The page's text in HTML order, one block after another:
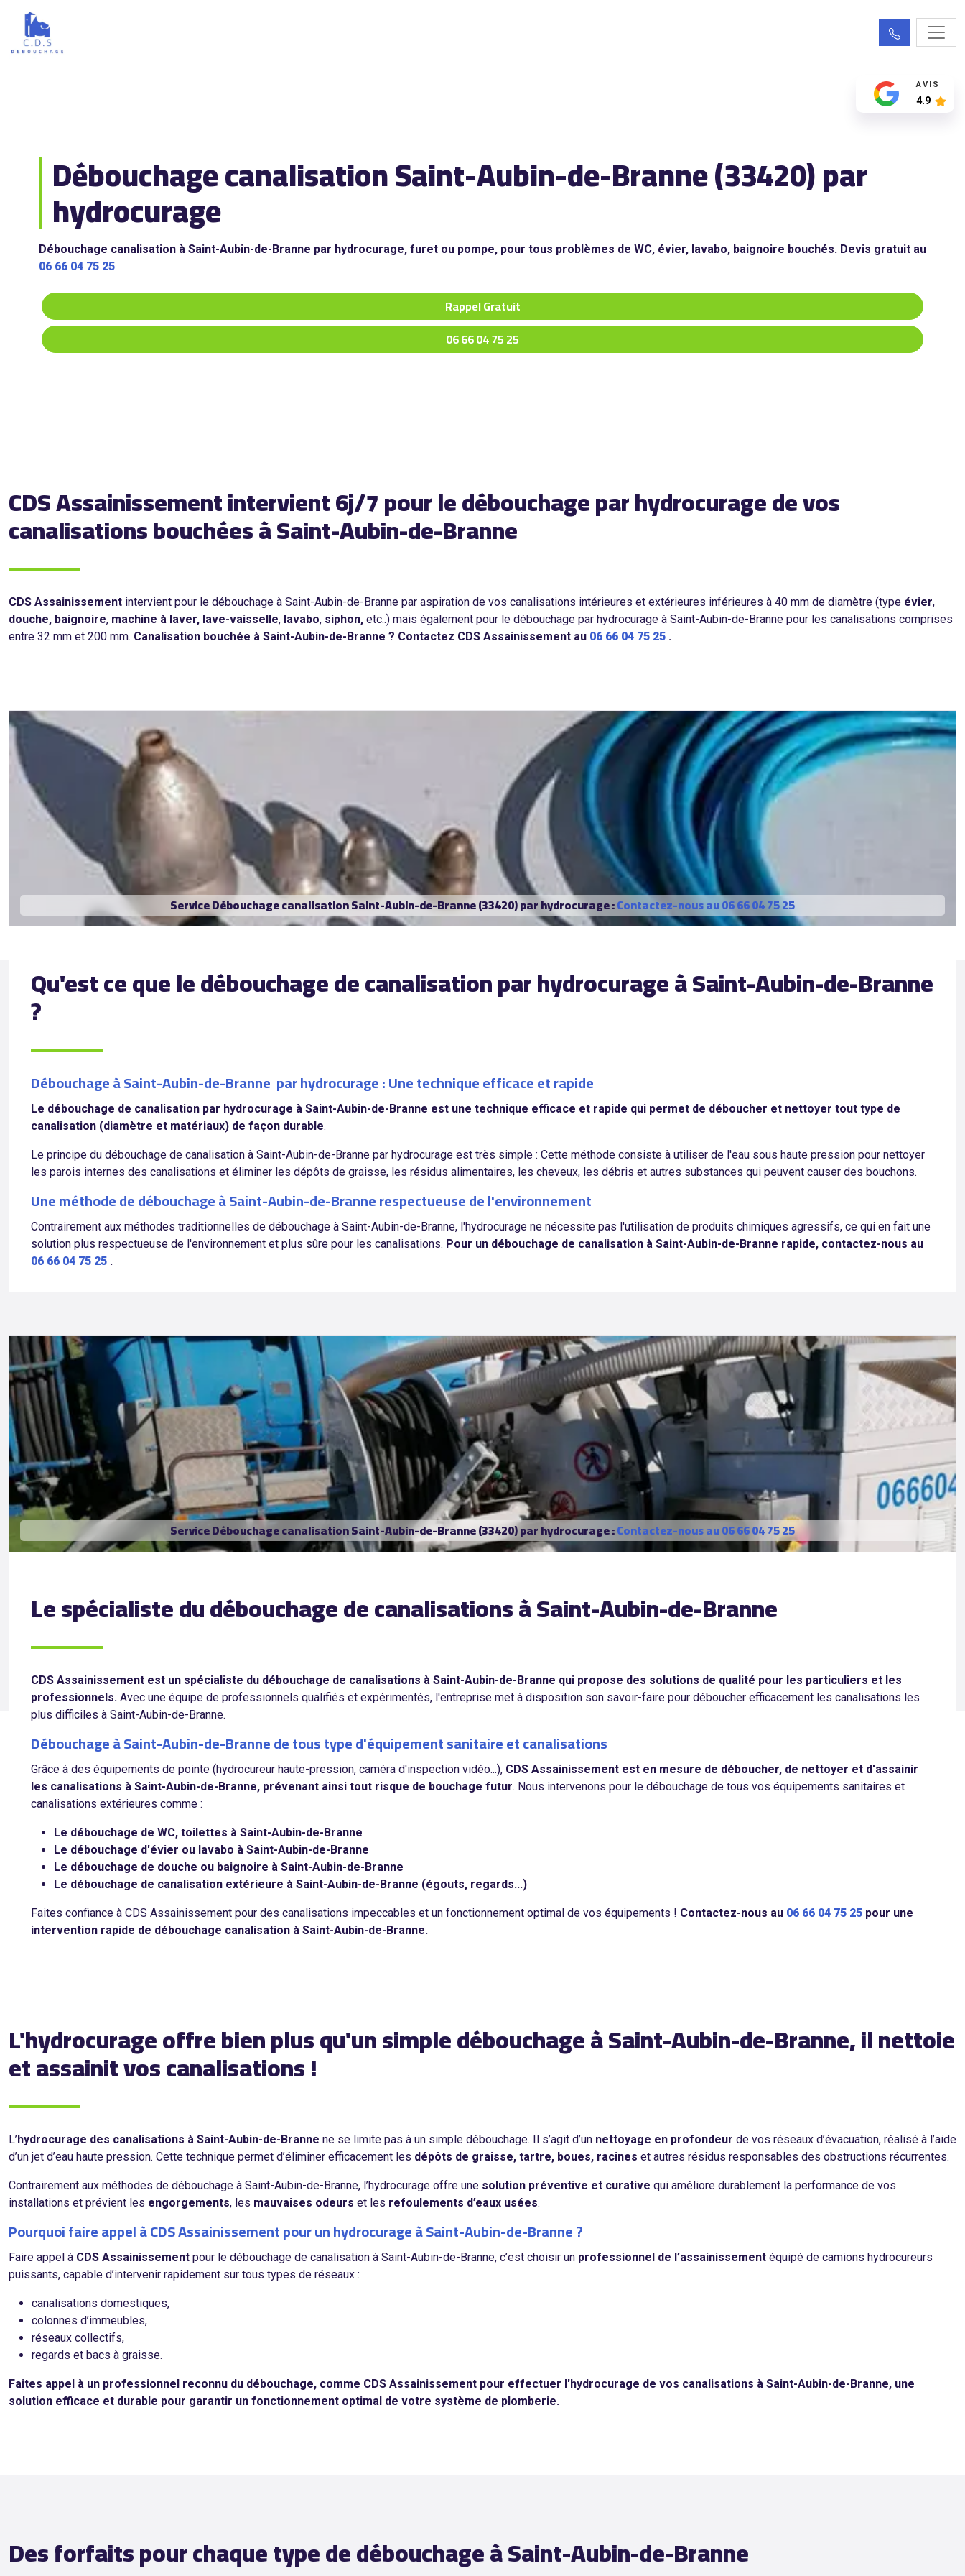
AVIS
4.9
Débouchage canalisation Saint-Aubin-de-Branne (33420) par
hydrocurage
Débouchage canalisation à Saint-Aubin-de-Branne par hydrocurage, furet ou pompe, pour tous problèmes de WC, évier, lavabo, baignoire bouchés. Devis gratuit au
06 66 04 75 25
Rappel Gratuit
06 66 04 75 25
CDS Assainissement intervient 6j/7 pour le débouchage par hydrocurage de vos
canalisations bouchées à Saint-Aubin-de-Branne
CDS Assainissement intervient pour le débouchage à Saint-Aubin-de-Branne par aspiration de vos canalisations intérieures et extérieures inférieures à 40 mm de diamètre (type évier,
douche, baignoire, machine à laver, lave-vaisselle, lavabo, siphon, etc..) mais également pour le débouchage par hydrocurage à Saint-Aubin-de-Branne pour les canalisations comprises
entre 32 mm et 200 mm. Canalisation bouchée à Saint-Aubin-de-Branne ? Contactez CDS Assainissement au 06 66 04 75 25 .
Service Débouchage canalisation Saint-Aubin-de-Branne (33420) par hydrocurage :Contactez-nous au 06 66 04 75 25
Qu'est ce que le débouchage de canalisation par hydrocurage à Saint-Aubin-de-Branne
?
Débouchage à Saint-Aubin-de-Branne par hydrocurage : Une technique efficace et rapide
Le débouchage de canalisation par hydrocurage à Saint-Aubin-de-Branne est une technique efficace et rapide qui permet de déboucher et nettoyer tout type de
canalisation (diamètre et matériaux) de façon durable.
Le principe du débouchage de canalisation à Saint-Aubin-de-Branne par hydrocurage est très simple : Cette méthode consiste à utiliser de l'eau sous haute pression pour nettoyer
les parois internes des canalisations et éliminer les dépôts de graisse, les résidus alimentaires, les cheveux, les débris et autres substances qui peuvent causer des bouchons.
Une méthode de débouchage à Saint-Aubin-de-Branne respectueuse de l'environnement
Contrairement aux méthodes traditionnelles de débouchage à Saint-Aubin-de-Branne, l'hydrocurage ne nécessite pas l'utilisation de produits chimiques agressifs, ce qui en fait une
solution plus respectueuse de l'environnement et plus sûre pour les canalisations. Pour un débouchage de canalisation à Saint-Aubin-de-Branne rapide, contactez-nous au
06 66 04 75 25 .
Service Débouchage canalisation Saint-Aubin-de-Branne (33420) par hydrocurage :Contactez-nous au 06 66 04 75 25
Le spécialiste du débouchage de canalisations à Saint-Aubin-de-Branne
CDS Assainissement est un spécialiste du débouchage de canalisations à Saint-Aubin-de-Branne qui propose des solutions de qualité pour les particuliers et les
professionnels. Avec une équipe de professionnels qualifiés et expérimentés, l'entreprise met à disposition son savoir-faire pour déboucher efficacement les canalisations les
plus difficiles à Saint-Aubin-de-Branne.
Débouchage à Saint-Aubin-de-Branne de tous type d'équipement sanitaire et canalisations
Grâce à des équipements de pointe (hydrocureur haute-pression, caméra d'inspection vidéo...), CDS Assainissement est en mesure de déboucher, de nettoyer et d'assainir
les canalisations à Saint-Aubin-de-Branne, prévenant ainsi tout risque de bouchage futur. Nous intervenons pour le débouchage de tous vos équipements sanitaires et
canalisations extérieures comme :
Le débouchage de WC, toilettes à Saint-Aubin-de-Branne
Le débouchage d'évier ou lavabo à Saint-Aubin-de-Branne
Le débouchage de douche ou baignoire à Saint-Aubin-de-Branne
Le débouchage de canalisation extérieure à Saint-Aubin-de-Branne (égouts, regards...)
Faites confiance à CDS Assainissement pour des canalisations impeccables et un fonctionnement optimal de vos équipements ! Contactez-nous au 06 66 04 75 25 pour une
intervention rapide de débouchage canalisation à Saint-Aubin-de-Branne.
L'hydrocurage offre bien plus qu'un simple débouchage à Saint-Aubin-de-Branne, il nettoie
et assainit vos canalisations !
L’hydrocurage des canalisations à Saint-Aubin-de-Branne ne se limite pas à un simple débouchage. Il s’agit d’un nettoyage en profondeur de vos réseaux d’évacuation, réalisé à l’aide
d’un jet d’eau haute pression. Cette technique permet d’éliminer efficacement les dépôts de graisse, tartre, boues, racines et autres résidus responsables des obstructions récurrentes.
Contrairement aux méthodes de débouchage à Saint-Aubin-de-Branne, l’hydrocurage offre une solution préventive et curative qui améliore durablement la performance de vos
installations et prévient les engorgements, les mauvaises odeurs et les refoulements d’eaux usées.
Pourquoi faire appel à CDS Assainissement pour un hydrocurage à Saint-Aubin-de-Branne ?
Faire appel à CDS Assainissement pour le débouchage de canalisation à Saint-Aubin-de-Branne, c’est choisir un professionnel de l’assainissement équipé de camions hydrocureurs
puissants, capable d’intervenir rapidement sur tous types de réseaux :
canalisations domestiques,
colonnes d’immeubles,
réseaux collectifs,
regards et bacs à graisse.
Faites appel à un professionnel reconnu du débouchage, comme CDS Assainissement pour effectuer l'hydrocurage de vos canalisations à Saint-Aubin-de-Branne, une
solution efficace et durable pour garantir un fonctionnement optimal de votre système de plomberie.
Des forfaits pour chaque type de débouchage à Saint-Aubin-de-Branne